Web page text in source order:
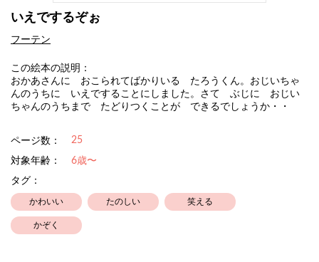
いえでするぞぉ
フーテン
この絵本の説明：
おかあさんに おこられてばかりいる たろうくん。おじいちゃ
んのうちに いえですることにしました。さて ぶじに おじい
ちゃんのうちまで たどりつくことが できるでしょうか・・
ページ数： 25
対象年齢：
6歳〜
タグ：
かわいい たのしい 笑える
かぞく